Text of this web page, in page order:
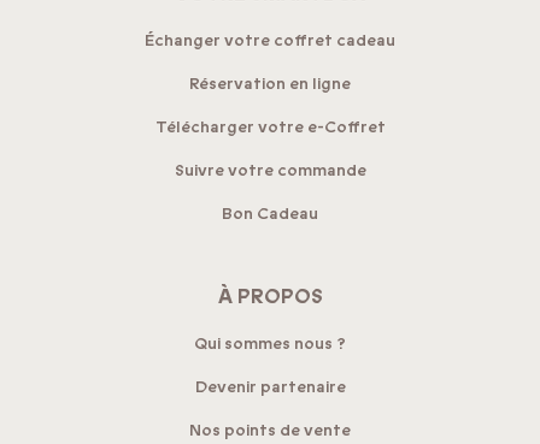
Échanger votre coffret cadeau
Réservation en ligne
Télécharger votre e-Coffret
Suivre votre commande
Bon Cadeau
À PROPOS
Qui sommes nous ?
Devenir partenaire
Nos points de vente